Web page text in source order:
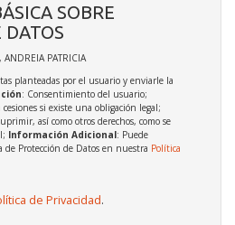
SOBRE
DATOS
PATRICIA
planteadas por el usuario y enviarle la
: Consentimiento del usuario;
cesiones si existe una obligación legal;
así como otros derechos, como se
Información Adicional: Puede
Protección de Datos en nuestra Política
de Privacidad.